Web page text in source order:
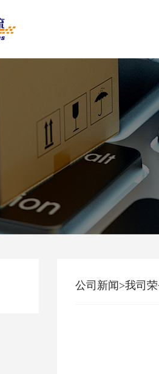
公司新闻>我司